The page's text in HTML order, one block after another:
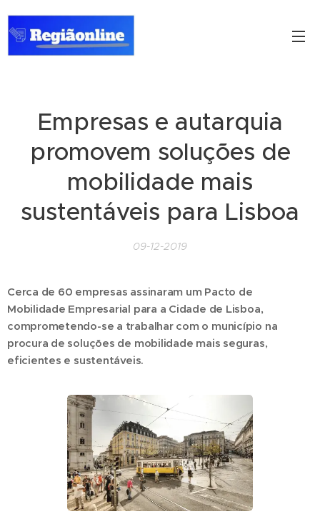
Empresas e autarquia
promovem soluções de
mobilidade mais
sustentáveis para Lisboa
09-12-2019
Cerca de 60 empresas assinaram um Pacto de
Mobilidade Empresarial para a Cidade de Lisboa,
comprometendo-se a trabalhar com o município na
procura de soluções de mobilidade mais seguras,
eficientes e sustentáveis.